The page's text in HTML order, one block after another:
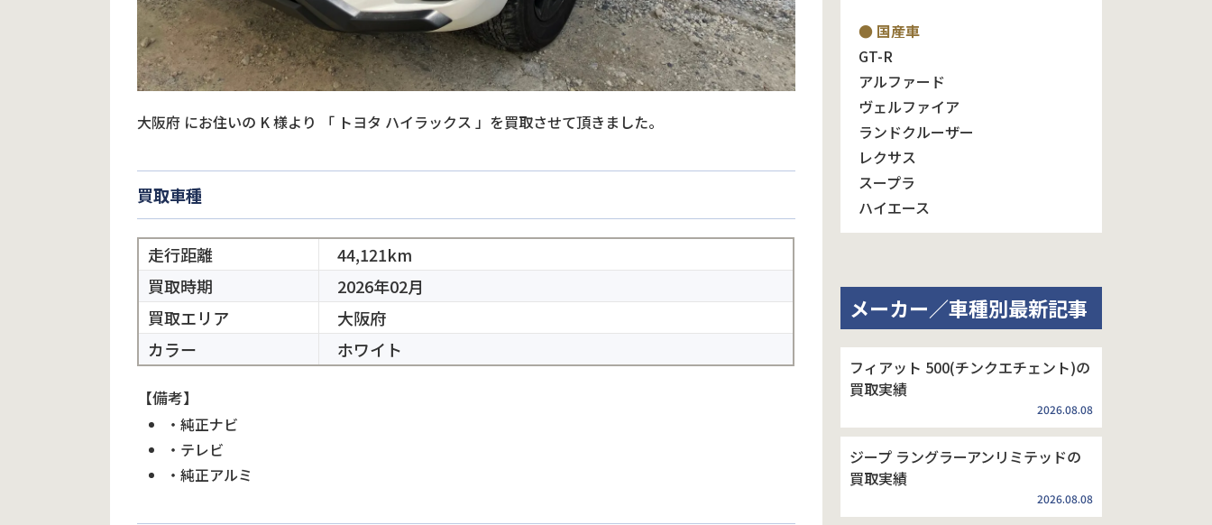
大阪府 にお住いの K様より 「 トヨタ ハイラックス 」を買取させて頂きました。
買取車種
走行距離
44,121km
買取時期
2026年02月
買取エリア
大阪府
カラー
ホワイト
【備考】
・純正ナビ
・テレビ
・純正アルミ
● 国産車
GT-R
アルファード
ヴェルファイア
ランドクルーザー
レクサス
スープラ
ハイエース
メーカー／車種別最新記事
フィアット 500(チンクエチェント)の
買取実績
2026.08.08
ジープ ラングラーアンリミテッドの
買取実績
2026.08.08